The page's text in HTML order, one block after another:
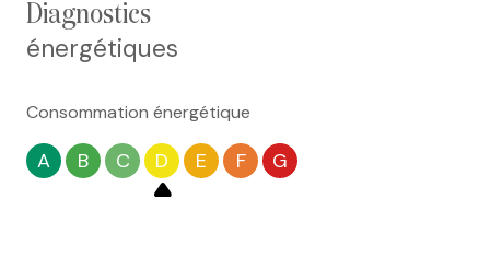
diagnostics
énergétiques
Consommation énergétique
A B C D E F G